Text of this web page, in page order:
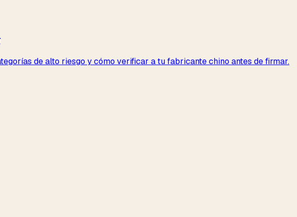
de alto riesgo y cómo verificar a tu fabricante chino antes de firmar.